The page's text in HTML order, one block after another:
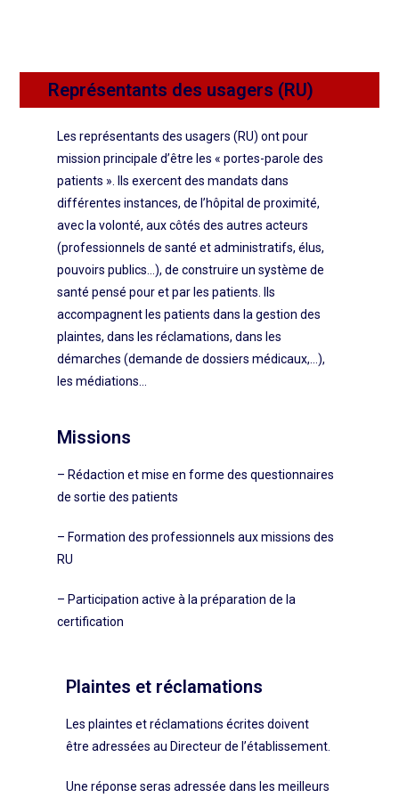
Représentants des usagers (RU)
Les représentants des usagers (RU) ont pour
mission principale d’être les « portes-parole des
patients ». Ils exercent des mandats dans
différentes instances, de l’hôpital de proximité,
avec la volonté, aux côtés des autres acteurs
(professionnels de santé et administratifs, élus,
pouvoirs publics…), de construire un système de
santé pensé pour et par les patients. Ils
accompagnent les patients dans la gestion des
plaintes, dans les réclamations, dans les
démarches (demande de dossiers médicaux,…),
les médiations…
Missions
– Rédaction et mise en forme des questionnaires
de sortie des patients
– Formation des professionnels aux missions des
RU
– Participation active à la préparation de la
certification
Plaintes et réclamations
Les plaintes et réclamations écrites doivent
être adressées au Directeur de l’établissement.
Une réponse seras adressée dans les meilleurs